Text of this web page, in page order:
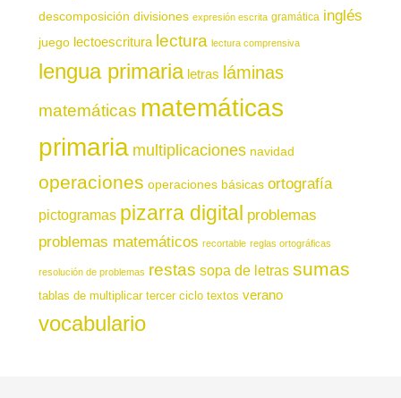
descomposición divisiones expresión escrita gramática inglés
juego lectoescritura lectura lectura comprensiva
lengua primaria letras láminas
matemáticas matemáticas
primaria multiplicaciones navidad
operaciones operaciones básicas ortografía
pictogramas pizarra digital problemas
problemas matemáticos recortable reglas ortográficas
resolución de problemas restas sopa de letras sumas
tablas de multiplicar tercer ciclo textos verano
vocabulario